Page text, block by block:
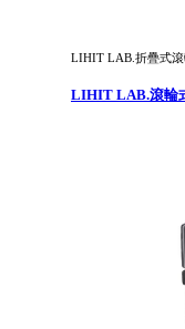
LIHIT LAB.折疊式
LIHIT LAB.滾輪